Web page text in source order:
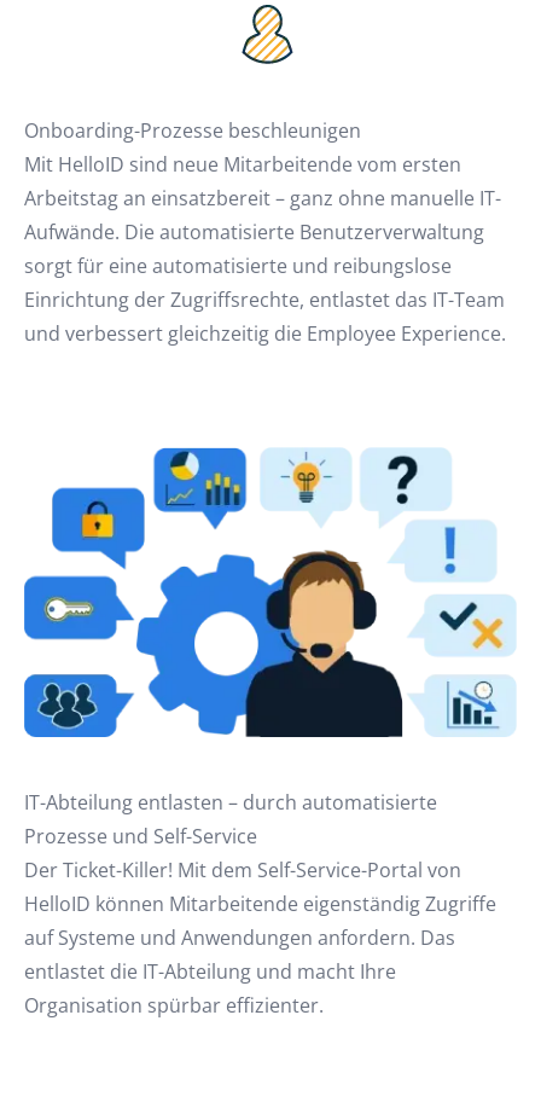
Onboarding-Prozesse beschleunigen
Mit HelloID sind neue Mitarbeitende vom ersten
Arbeitstag an einsatzbereit – ganz ohne manuelle IT-
Aufwände. Die automatisierte Benutzerverwaltung
sorgt für eine automatisierte und reibungslose
Einrichtung der Zugriffsrechte, entlastet das IT-Team
und verbessert gleichzeitig die Employee Experience.
IT-Abteilung entlasten – durch automatisierte
Prozesse und Self-Service
Der Ticket-Killer! Mit dem Self-Service-Portal von
HelloID können Mitarbeitende eigenständig Zugriffe
auf Systeme und Anwendungen anfordern. Das
entlastet die IT-Abteilung und macht Ihre
Organisation spürbar effizienter.